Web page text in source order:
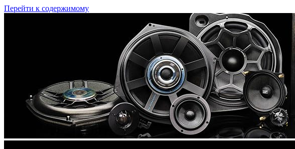
Перейти к содержимому